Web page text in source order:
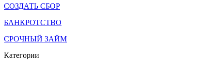
СОЗДАТЬ СБОР
БАНКРОТСТВО
СРОЧНЫЙ ЗАЙМ
Категории